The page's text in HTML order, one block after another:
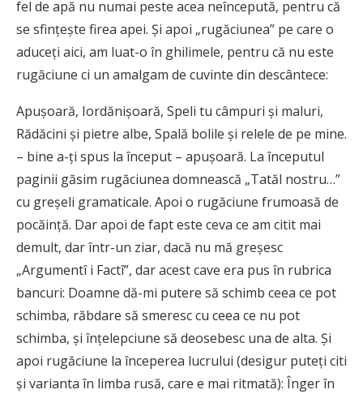
fel de apă nu numai peste acea neîncepută, pentru că
se sfinţeşte firea apei. Şi apoi „rugăciunea” pe care o
aduceţi aici, am luat-o în ghilimele, pentru că nu este
rugăciune ci un amalgam de cuvinte din descântece:
Apuşoară, Iordănişoară, Speli tu câmpuri şi maluri,
Rădăcini şi pietre albe, Spală bolile şi relele de pe mine.
– bine a-ţi spus la început – apuşoară. La începutul
paginii găsim rugăciunea domnească „Tatăl nostru…”
cu greşeli gramaticale. Apoi o rugăciune frumoasă de
pocăinţă. Dar apoi de fapt este ceva ce am citit mai
demult, dar într-un ziar, dacă nu mă greşesc
„Argumentî i Factî”, dar acest cave era pus în rubrica
bancuri: Doamne dă-mi putere să schimb ceea ce pot
schimba, răbdare să smeresc cu ceea ce nu pot
schimba, şi înţelepciune să deosebesc una de alta. Şi
apoi rugăciune la începerea lucrului (desigur puteţi citi
şi varianta în limba rusă, care e mai ritmată): Înger în